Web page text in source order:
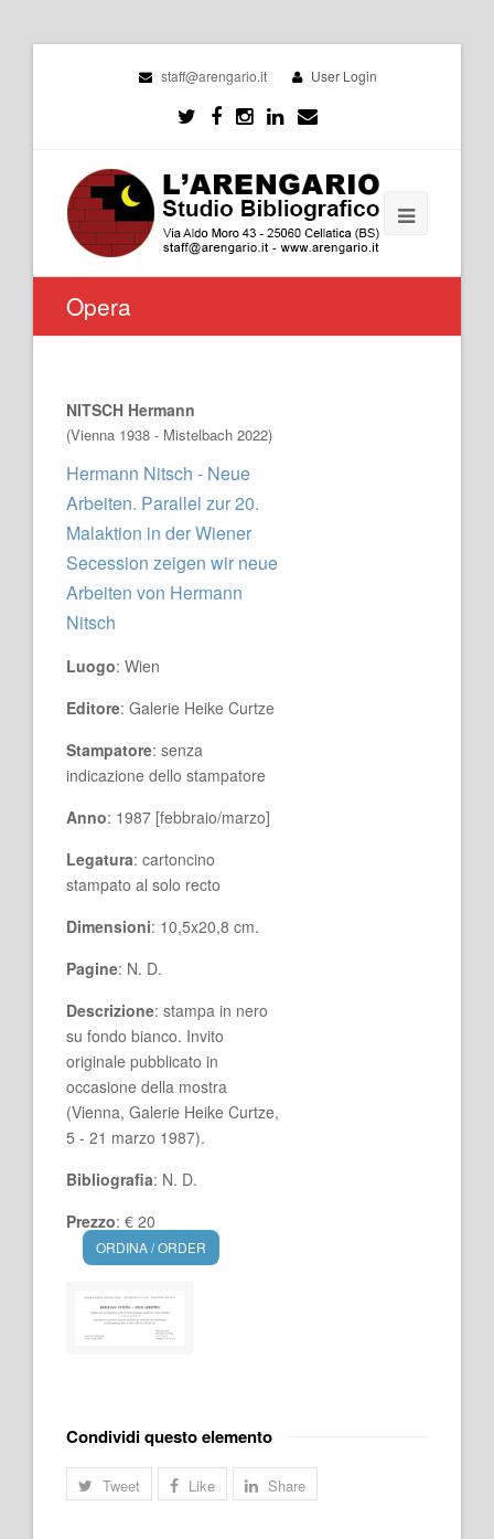
staff@arengario.it User Login
Opera
NITSCH Hermann
(Vienna 1938 - Mistelbach 2022)
Hermann Nitsch - Neue
Arbeiten. Parallel zur 20.
Malaktion in der Wiener
Secession zeigen wir neue
Arbeiten von Hermann
Nitsch
Luogo: Wien
Editore: Galerie Heike Curtze
Stampatore: senza
indicazione dello stampatore
Anno: 1987 [febbraio/marzo]
Legatura: cartoncino
stampato al solo recto
Dimensioni: 10,5x20,8 cm.
Pagine: N. D.
Descrizione: stampa in nero
su fondo bianco. Invito
originale pubblicato in
occasione della mostra
(Vienna, Galerie Heike Curtze,
5 - 21 marzo 1987).
Bibliografia: N. D.
Prezzo: € 20
ORDINA / ORDER
Condividi questo elemento
Tweet Like Share